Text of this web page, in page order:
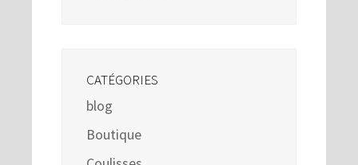
CATÉGORIES
blog
Boutique